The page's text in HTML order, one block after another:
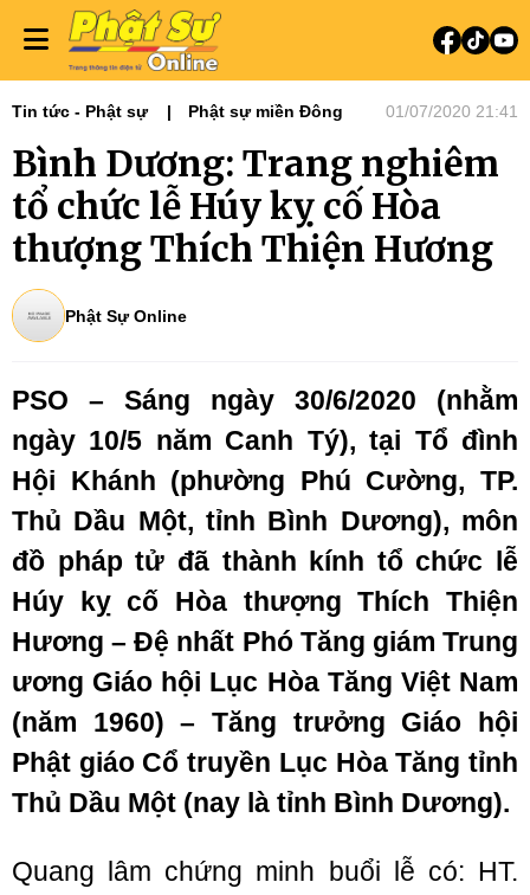
Tin tức - Phật sự Phật sự miền Đông 01/07/2020 21:41
Bình Dương: Trang nghiêm
tổ chức lễ Húy kỵ cố Hòa
thượng Thích Thiện Hương
Phật Sự Online
PSO – Sáng ngày 30/6/2020 (nhằm
ngày 10/5 năm Canh Tý), tại Tổ đình
Hội Khánh (phường Phú Cường, TP.
Thủ Dầu Một, tỉnh Bình Dương), môn
đồ pháp tử đã thành kính tổ chức lễ
Húy kỵ cố Hòa thượng Thích Thiện
Hương – Đệ nhất Phó Tăng giám Trung
ương Giáo hội Lục Hòa Tăng Việt Nam
(năm 1960) – Tăng trưởng Giáo hội
Phật giáo Cổ truyền Lục Hòa Tăng tỉnh
Thủ Dầu Một (nay là tỉnh Bình Dương).
Quang lâm chứng minh buổi lễ có: HT.